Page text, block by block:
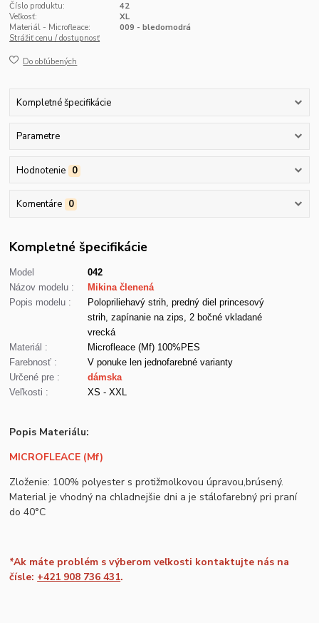
Číslo produktu:
42
Veľkosť:
XL
Materiál - Microfleace:
009 - bledomodrá
Strážiť cenu / dostupnosť
Do obľúbených
Kompletné špecifikácie
Parametre
Hodnotenie 0
Komentáre 0
Kompletné špecifikácie
Model
042
Názov modelu :
Mikina členená
Popis modelu :
Polopriliehavý strih, predný diel princesový
strih, zapínanie na zips, 2 bočné vkladané
vrecká
Materiál :
Microfleace (Mf) 100%PES
Farebnosť :
V ponuke len jednofarebné varianty
Určené pre :
dámska
Veľkosti :
XS - XXL
Popis Materiálu:
MICROFLEACE (Mf)
Zloženie: 100% polyester s protižmolkovou úpravou,brúsený.
Material je vhodný na chladnejšie dni a je stálofarebný pri praní
do 40°C
*Ak máte problém s výberom veľkosti kontaktujte nás na
čísle: +421 908 736 431.